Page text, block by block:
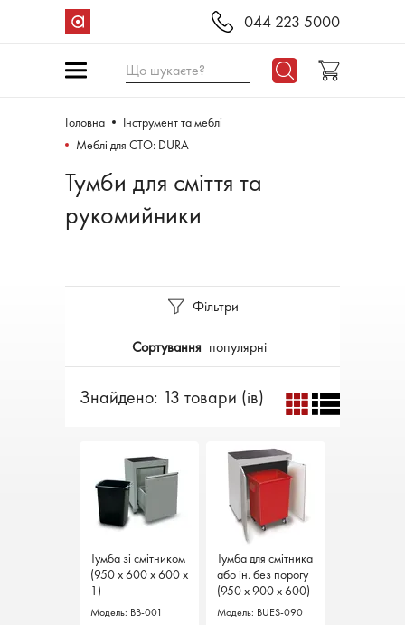
044 223 5000
Що шукаєте?
Головна
Інструмент та меблі
Меблі для СТО: DURA
Тумби для сміття та
рукомийники
Фільтри
Сортування популярні
Знайдено: 13 товари (ів)
Тумба зі смітником
(950 х 600 х 600 х
1)
Модель: BB-001
Тумба зі смітником
(950 х 600 х 600 х
1)
Модель: BB-001
Тумба для смітника
або ін. без порогу
(950 х 900 х 600)
Модель: BUES-090
Тумба для смітника
або ін. без порогу
(950 х 900 х 600)
Модель: BUES-090